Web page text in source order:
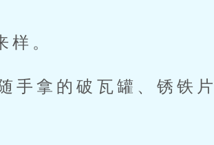
样。
手拿的破瓦罐、锈铁片